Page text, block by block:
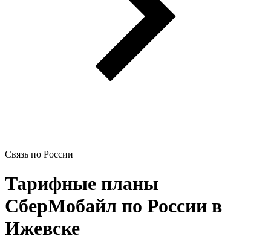
Связь по России
Тарифные планы
СберМобайл по России в
Ижевске